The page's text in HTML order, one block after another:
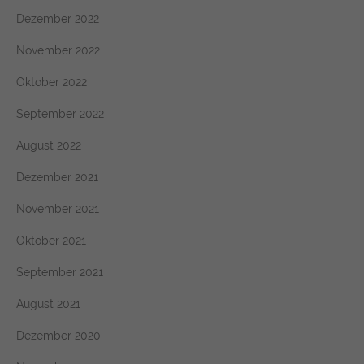
Dezember 2022
November 2022
Oktober 2022
September 2022
August 2022
Dezember 2021
November 2021
Oktober 2021
September 2021
August 2021
Dezember 2020